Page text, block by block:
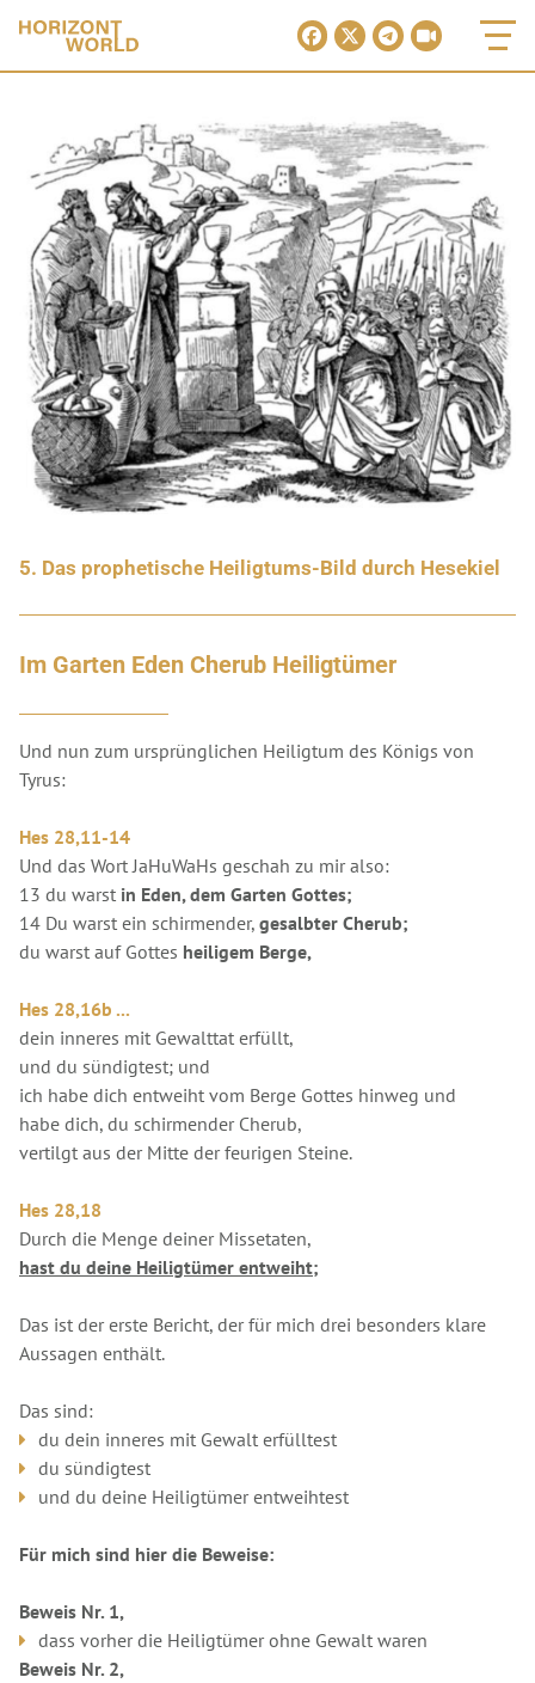
5. Das prophetische Heiligtums-Bild durch Hesekiel
Im Garten Eden Cherub Heiligtümer
Und nun zum ursprünglichen Heiligtum des Königs von
Tyrus:
Hes 28,11-14
Und das Wort JaHuWaHs geschah zu mir also:
13 du warst in Eden, dem Garten Gottes;
14 Du warst ein schirmender, gesalbter Cherub;
du warst auf Gottes heiligem Berge,
Hes 28,16b ...
dein inneres mit Gewalttat erfüllt,
und du sündigtest; und
ich habe dich entweiht vom Berge Gottes hinweg und
habe dich, du schirmender Cherub,
vertilgt aus der Mitte der feurigen Steine.
Hes 28,18
Durch die Menge deiner Missetaten,
hast du deine Heiligtümer entweiht;
Das ist der erste Bericht, der für mich drei besonders klare
Aussagen enthält.
Das sind:
du dein inneres mit Gewalt erfülltest
du sündigtest
und du deine Heiligtümer entweihtest
Für mich sind hier die Beweise:
Beweis Nr. 1,
dass vorher die Heiligtümer ohne Gewalt waren
Beweis Nr. 2,